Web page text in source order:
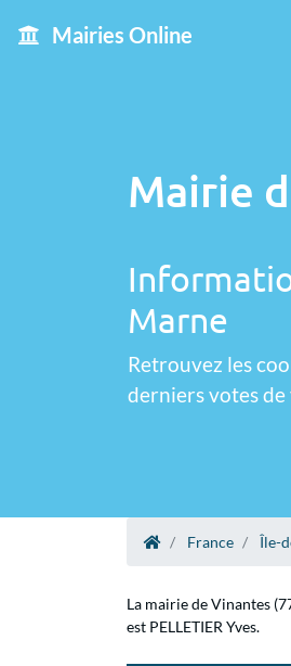
Mairies Online
Mairie
Marne
Retrouvez les
derniers votes
France Île-
La mairie de Vinantes
est PELLETIER Yves.